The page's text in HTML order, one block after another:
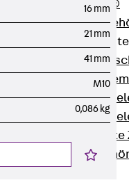
RAPIDOBAT®
Schalrohre
Zurück
16 mm
21 mm
41 mm
M10
0,086 kg